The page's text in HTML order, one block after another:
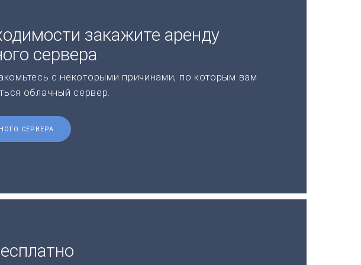
закажите аренду
сервера
с некоторыми причинами, по которым вам
облачный сервер.
СЕРВЕРА